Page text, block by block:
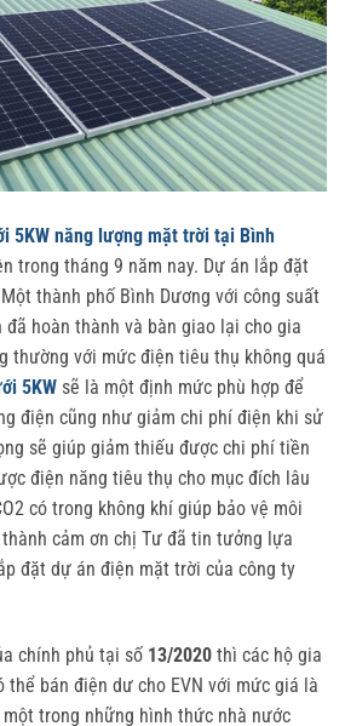
5KW năng lượng mặt trời tại Bình
trong tháng 9 năm nay. Dự án lắp đặt
thành phố Bình Dương với công suất
đã hoàn thành và bàn giao lại cho gia
thường với mức điện tiêu thụ không quá
5KW sẽ là một định mức phù hợp để
điện cũng như giảm chi phí điện khi sử
sẽ giúp giảm thiếu được chi phí tiền
điện năng tiêu thụ cho mục đích lâu
có trong không khí giúp bảo vệ môi
cảm ơn chị Tư đã tin tưởng lựa
đặt dự án điện mặt trời của công ty
chính phủ tại số 13/2020 thì các hộ gia
bán điện dư cho EVN với mức giá là
trong những hình thức nhà nước